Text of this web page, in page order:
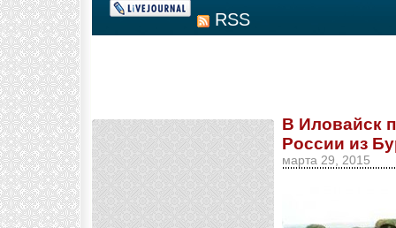
RSS
В Иловайск
России из
марта 29, 2015